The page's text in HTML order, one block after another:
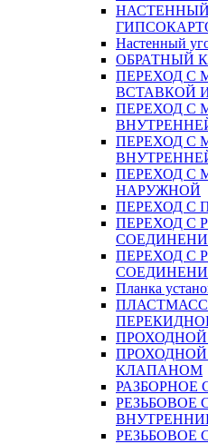
Настенный
ОБРАТНЫЙ
ПЕРЕХОД С
ВСТАВКОЙ
ПЕРЕХОД С
ПЕРЕХОД С
ПЕРЕХОД С
НАРУЖНОЙ
ПЕРЕХОД С
ПЕРЕХОД С
ПЕРЕХОД С
Планка
КЛАПАНОМ
РАЗБОРНОЕ
РЕЗЬБОВОЕ
РЕЗЬБОВОЕ